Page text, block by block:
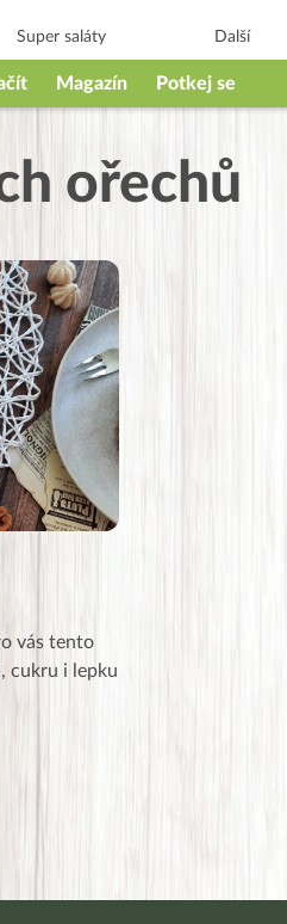
Super saláty Další
Magazín Potkej se
ořechů
vás tento
cukru i lepku